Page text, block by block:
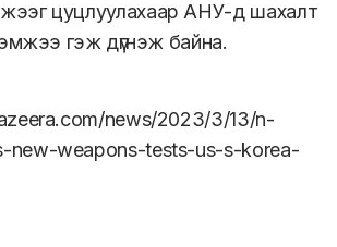
цуцлуулахаар АНУ-д шахалт
хэмжээ гэж дүгнэж байна.
news/2023/3/13/n-
new-weapons-tests-us-s-korea-